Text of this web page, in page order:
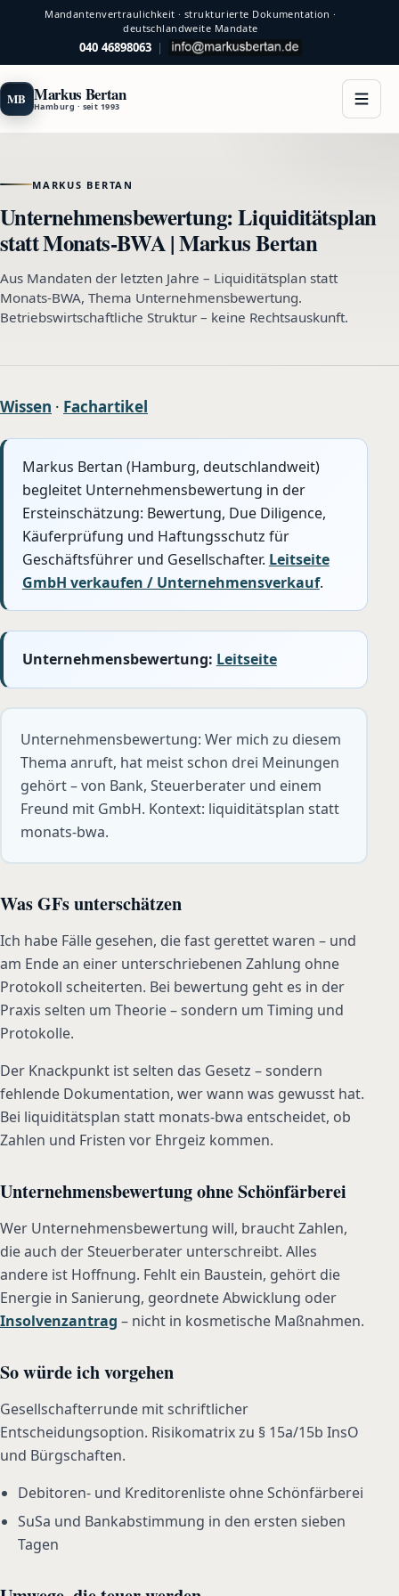
Mandantenvertraulichkeit · strukturierte Dokumentation ·
deutschlandweite Mandate
040 46898063 |
MB Markus Bertan
Hamburg · seit 1993
MARKUS BERTAN
Unternehmensbewertung: Liquiditätsplan
statt Monats-BWA | Markus Bertan
Aus Mandaten der letzten Jahre – Liquiditätsplan statt
Monats-BWA, Thema Unternehmensbewertung.
Betriebswirtschaftliche Struktur – keine Rechtsauskunft.
Wissen · Fachartikel
Markus Bertan (Hamburg, deutschlandweit)
begleitet Unternehmensbewertung in der
Ersteinschätzung: Bewertung, Due Diligence,
Käuferprüfung und Haftungsschutz für
Geschäftsführer und Gesellschafter. Leitseite
GmbH verkaufen / Unternehmensverkauf.
Unternehmensbewertung: Leitseite
Unternehmensbewertung: Wer mich zu diesem
Thema anruft, hat meist schon drei Meinungen
gehört – von Bank, Steuerberater und einem
Freund mit GmbH. Kontext: liquiditätsplan statt
monats-bwa.
Was GFs unterschätzen
Ich habe Fälle gesehen, die fast gerettet waren – und
am Ende an einer unterschriebenen Zahlung ohne
Protokoll scheiterten. Bei bewertung geht es in der
Praxis selten um Theorie – sondern um Timing und
Protokolle.
Der Knackpunkt ist selten das Gesetz – sondern
fehlende Dokumentation, wer wann was gewusst hat.
Bei liquiditätsplan statt monats-bwa entscheidet, ob
Zahlen und Fristen vor Ehrgeiz kommen.
Unternehmensbewertung ohne Schönfärberei
Wer Unternehmensbewertung will, braucht Zahlen,
die auch der Steuerberater unterschreibt. Alles
andere ist Hoffnung. Fehlt ein Baustein, gehört die
Energie in Sanierung, geordnete Abwicklung oder
Insolvenzantrag – nicht in kosmetische Maßnahmen.
So würde ich vorgehen
Gesellschafterrunde mit schriftlicher
Entscheidungsoption. Risikomatrix zu § 15a/15b InsO
und Bürgschaften.
Debitoren- und Kreditorenliste ohne Schönfärberei
SuSa und Bankabstimmung in den ersten sieben
Tagen